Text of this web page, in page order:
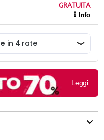
GRATUITA
Info
Leggi